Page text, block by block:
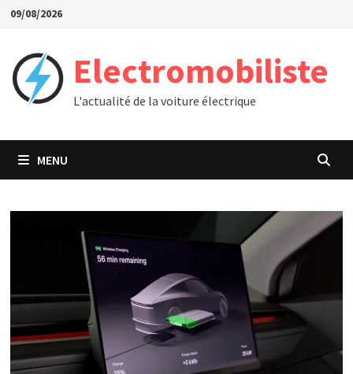
Passer
contenu
09/08/2026
Electromobiliste
L'actualité de la voiture électrique
MENU